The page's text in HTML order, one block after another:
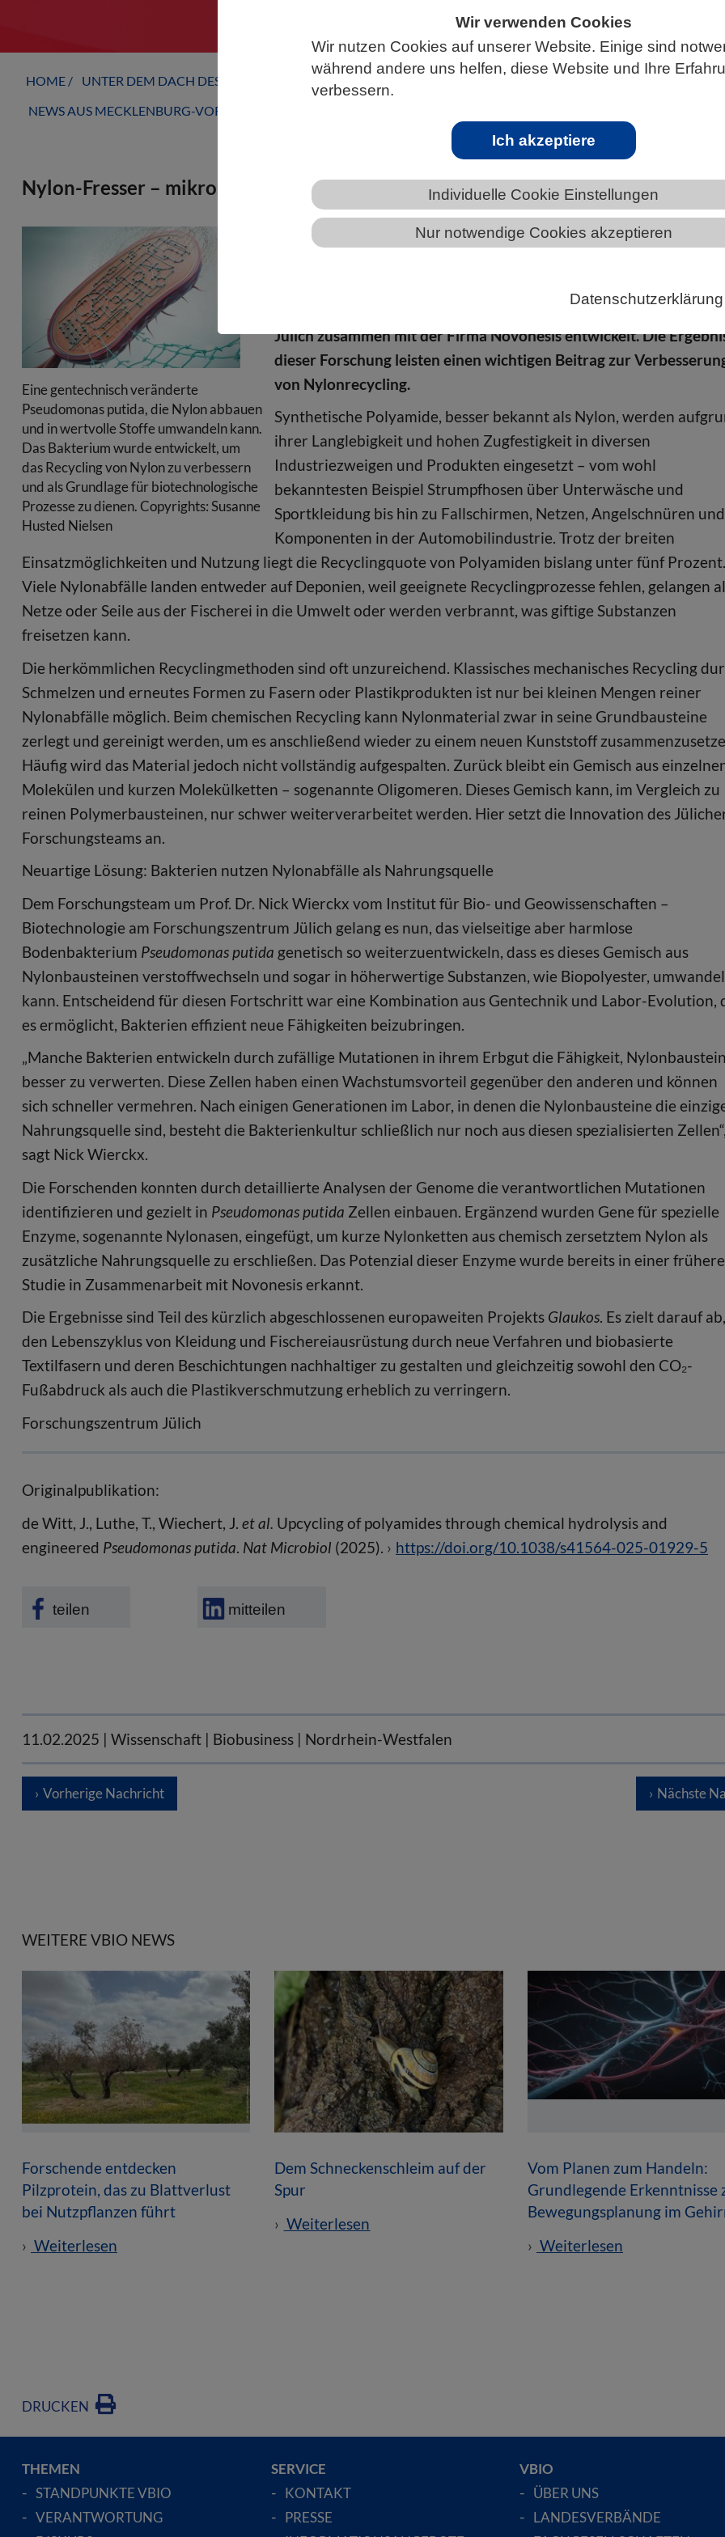
Wir verwenden Cookies
Wir nutzen Cookies auf unserer Website. Einige sind
während andere uns helfen, diese Website und Ihre
verbessern.
Ich akzeptiere
Individuelle Cookie Einstellungen
Nur notwendige Cookies akzeptieren
Datenschutzerklärung
HOME UNTER DEM DACH DES VBIO
MECKLENBURG-VORPOMMERN
NEWS AUS MECKLENBURG-VORPOMMERN
Nylon-Fresser – mikroskopische Helfer beim Recycling von Kunststoffabfällen
Eine gentechnisch veränderte
Pseudomonas putida, die Nylon abbauen
und in wertvolle Stoffe umwandeln kann.
Das Bakterium wurde entwickelt, um
das Recycling von Nylon zu verbessern
und als Grundlage für biotechnologische
Prozesse zu dienen. Copyrights: Susanne
Husted Nielsen
Ein Bakterium, das die Einzelbausteine verschiedener
und Geowissenschaften – Biotechnologie am Forschungszentrum
Jülich zusammen mit der Firma Novonesis entwickelt. Die
dieser Forschung leisten einen wichtigen Beitrag zur
von Nylonrecycling.
Synthetische Polyamide, besser bekannt als Nylon, werden
ihrer Langlebigkeit und hohen Zugfestigkeit in diversen
Industriezweigen und Produkten eingesetzt – vom wohl
bekanntesten Beispiel Strumpfhosen über Unterwäsche und
Sportkleidung bis hin zu Fallschirmen, Netzen, Angelschnüren und
Komponenten in der Automobilindustrie. Trotz der breiten
Einsatzmöglichkeiten und Nutzung liegt die Recyclingquote von Polyamiden bislang unter fünf Prozent.
Viele Nylonabfälle landen entweder auf Deponien, weil geeignete Recyclingprozesse fehlen, gelangen
Netze oder Seile aus der Fischerei in die Umwelt oder werden verbrannt, was giftige Substanzen
freisetzen kann.
Die herkömmlichen Recyclingmethoden sind oft unzureichend. Klassisches mechanisches Recycling
Schmelzen und erneutes Formen zu Fasern oder Plastikprodukten ist nur bei kleinen Mengen reiner
Nylonabfälle möglich. Beim chemischen Recycling kann Nylonmaterial zwar in seine Grundbausteine
zerlegt und gereinigt werden, um es anschließend wieder zu einem neuen Kunststoff
Häufig wird das Material jedoch nicht vollständig aufgespalten. Zurück bleibt ein Gemisch aus
Molekülen und kurzen Molekülketten – sogenannte Oligomeren. Dieses Gemisch kann, im Vergleich zu
reinen Polymerbausteinen, nur schwer weiterverarbeitet werden. Hier setzt die Innovation des
Forschungsteams an.
Neuartige Lösung: Bakterien nutzen Nylonabfälle als Nahrungsquelle
Dem Forschungsteam um Prof. Dr. Nick Wierckx vom Institut für Bio- und Geowissenschaften –
Biotechnologie am Forschungszentrum Jülich gelang es nun, das vielseitige aber harmlose
Bodenbakterium Pseudomonas putida genetisch so weiterzuentwickeln, dass es dieses Gemisch aus
Nylonbausteinen verstoffwechseln und sogar in höherwertige Substanzen, wie Biopolyester,
kann. Entscheidend für diesen Fortschritt war eine Kombination aus Gentechnik und Labor-Evolution,
es ermöglicht, Bakterien effizient neue Fähigkeiten beizubringen.
„Manche Bakterien entwickeln durch zufällige Mutationen in ihrem Erbgut die Fähigkeit,
besser zu verwerten. Diese Zellen haben einen Wachstumsvorteil gegenüber den anderen und können
sich schneller vermehren. Nach einigen Generationen im Labor, in denen die Nylonbausteine die
Nahrungsquelle sind, besteht die Bakterienkultur schließlich nur noch aus diesen spezialisierten Zellen“,
sagt Nick Wierckx.
Die Forschenden konnten durch detaillierte Analysen der Genome die verantwortlichen Mutationen
identifizieren und gezielt in Pseudomonas putida Zellen einbauen. Ergänzend wurden Gene für spezielle
Enzyme, sogenannte Nylonasen, eingefügt, um kurze Nylonketten aus chemisch zersetztem Nylon als
zusätzliche Nahrungsquelle zu erschließen. Das Potenzial dieser Enzyme wurde bereits in einer
Studie in Zusammenarbeit mit Novonesis erkannt.
Die Ergebnisse sind Teil des kürzlich abgeschlossenen europaweiten Projekts Glaukos. Es zielt darauf ab,
den Lebenszyklus von Kleidung und Fischereiausrüstung durch neue Verfahren und biobasierte
Textilfasern und deren Beschichtungen nachhaltiger zu gestalten und gleichzeitig sowohl den CO₂-
Fußabdruck als auch die Plastikverschmutzung erheblich zu verringern.
Forschungszentrum Jülich
Originalpublikation:
de Witt, J., Luthe, T., Wiechert, J. et al. Upcycling of polyamides through chemical hydrolysis and
engineered Pseudomonas putida Nat Microbiol (2025). https://doi.org/10.1038/s41564-025-01929-5
teilen mitteilen
11.02.2025 | Wissenschaft | Biobusiness | Nordrhein-Westfalen
Vorherige Nachricht Nächste
WEITERE VBIO NEWS
Forschende entdecken
Pilzprotein, das zu Blattverlust
bei Nutzpflanzen führt
Weiterlesen
Dem Schneckenschleim auf der
Spur
Weiterlesen
Vom Planen zum Handeln:
Grundlegende Erkenntnisse
Bewegungsplanung im
Weiterlesen
DRUCKEN
THEMEN
STANDPUNKTE VBIO
VERANTWORTUNG
SERVICE
KONTAKT
PRESSE
VBIO
ÜBER UNS
LANDESVERBÄNDE